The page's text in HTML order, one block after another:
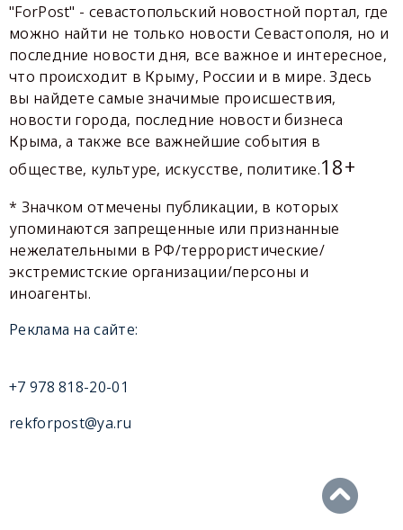
"ForPost" - севастопольский новостной портал, где
можно найти не только новости Севастополя, но и
последние новости дня, все важное и интересное,
что происходит в Крыму, России и в мире. Здесь
вы найдете самые значимые происшествия,
новости города, последние новости бизнеса
Крыма, а также все важнейшие события в
обществе, культуре, искусстве, политике.18+
* Значком отмечены публикации, в которых
упоминаются запрещенные или признанные
нежелательными в РФ/террористические/
экстремистские организации/персоны и
иноагенты.
Реклама на сайте:
+7 978 818-20-01
rekforpost@ya.ru